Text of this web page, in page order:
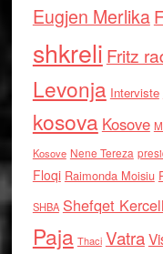
Eugjen Merlika
shkreli Fritz
Levonja Interviste
kosova Kosove
Kosove Nene Tereza
Floqi Raimonda Moisiu
SHBA Shefqet
Paja Thaci Vatra